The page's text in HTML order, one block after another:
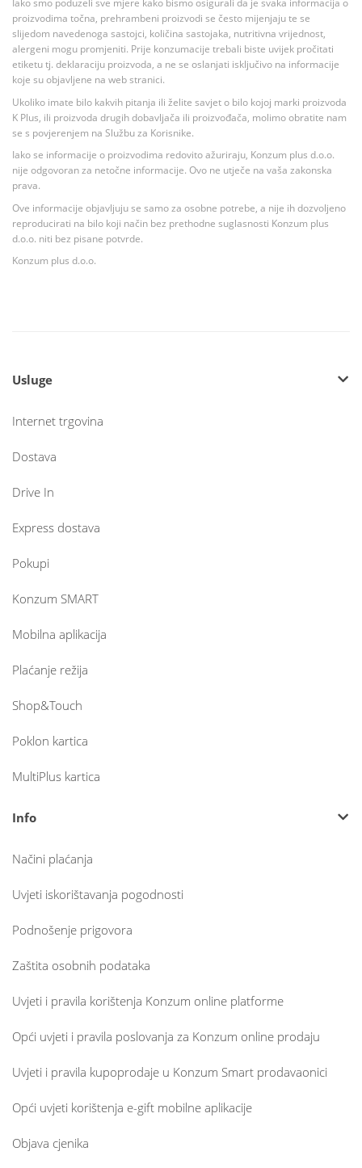
Iako smo poduzeli sve mjere kako bismo osigurali da je svaka informacija o
proizvodima točna, prehrambeni proizvodi se često mijenjaju te se
slijedom navedenoga sastojci, količina sastojaka, nutritivna vrijednost,
alergeni mogu promjeniti. Prije konzumacije trebali biste uvijek pročitati
etiketu tj. deklaraciju proizvoda, a ne se oslanjati isključivo na informacije
koje su objavljene na web stranici.
Ukoliko imate bilo kakvih pitanja ili želite savjet o bilo kojoj marki proizvoda
K Plus, ili proizvoda drugih dobavljača ili proizvođača, molimo obratite nam
se s povjerenjem na Službu za Korisnike.
Iako se informacije o proizvodima redovito ažuriraju, Konzum plus d.o.o.
nije odgovoran za netočne informacije. Ovo ne utječe na vaša zakonska
prava.
Ove informacije objavljuju se samo za osobne potrebe, a nije ih dozvoljeno
reproducirati na bilo koji način bez prethodne suglasnosti Konzum plus
d.o.o. niti bez pisane potvrde.
Konzum plus d.o.o.
Usluge
Internet trgovina
Dostava
Drive In
Express dostava
Pokupi
Konzum SMART
Mobilna aplikacija
Plaćanje režija
Shop&Touch
Poklon kartica
MultiPlus kartica
Info
Načini plaćanja
Uvjeti iskorištavanja pogodnosti
Podnošenje prigovora
Zaštita osobnih podataka
Uvjeti i pravila korištenja Konzum online platforme
Opći uvjeti i pravila poslovanja za Konzum online prodaju
Uvjeti i pravila kupoprodaje u Konzum Smart prodavaonici
Opći uvjeti korištenja e-gift mobilne aplikacije
Objava cjenika